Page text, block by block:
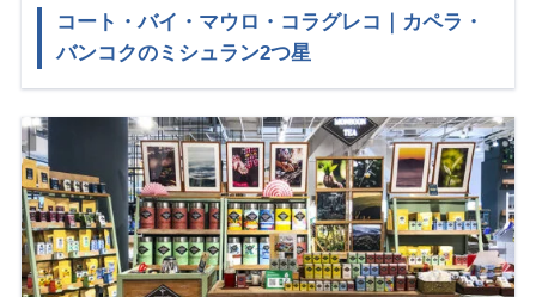
コート・バイ・マウロ・コラグレコ｜カペラ・
バンコクのミシュラン2つ星